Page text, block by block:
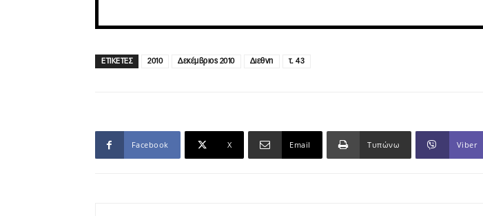
ΕΤΙΚΕΤΕΣ 2010 Δεκέμβριος 2010 Διεθνη τ. 43
Facebook X Email Τυπώνω Viber